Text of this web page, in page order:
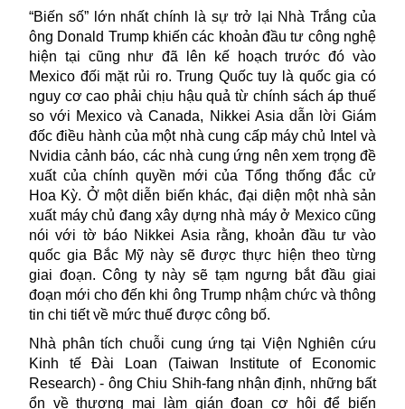
“Biến số” lớn nhất chính là sự trở lại Nhà Trắng của
ông Donald Trumpkhiến các khoản đầu tư công nghệ
hiện tại cũng như đã lên kế hoạch trước đó vào
Mexico đối mặt rủi ro. Trung Quốc tuy là quốc gia có
nguy cơ cao phải chịu hậu quả từ chính sách áp thuế
so với Mexico và Canada, Nikkei Asia dẫn lời Giám
đốc điều hành của một nhà cung cấp máy chủ Intel và
Nvidia cảnh báo, các nhà cung ứng nên xem trọng đề
xuất của chính quyền mới của Tổng thống đắc cử
Hoa Kỳ. Ở một diễn biến khác, đại diện một nhà sản
xuất máy chủ đang xây dựng nhà máy ở Mexico cũng
nói với tờ báo Nikkei Asia rằng, khoản đầu tư vào
quốc gia Bắc Mỹ này sẽ được thực hiện theo từng
giai đoạn. Công ty này sẽ tạm ngưng bắt đầu giai
đoạn mới cho đến khi ông Trump nhậm chức và thông
tin chi tiết về mức thuế được công bố.
Nhà phân tích chuỗi cung ứng tại Viện Nghiên cứu
Kinh tế Đài Loan (Taiwan Institute of Economic
Research) - ông Chiu Shih-fang nhận định, những bất
ổn về thương mại làm gián đoạn cơ hội để biến